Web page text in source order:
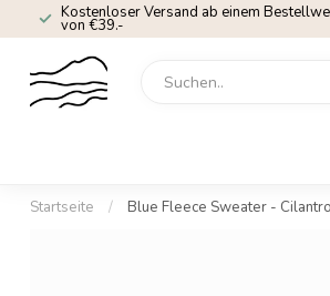
Kostenloser Versand ab einem
von €39.-
Startseite / Blue Fleece Sweater - Cilantro